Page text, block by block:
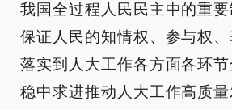
我国全过程人民民主中的重要
保证人民的知情权、参与权
落实到人大工作各方面各环
稳中求进推动人大工作高质